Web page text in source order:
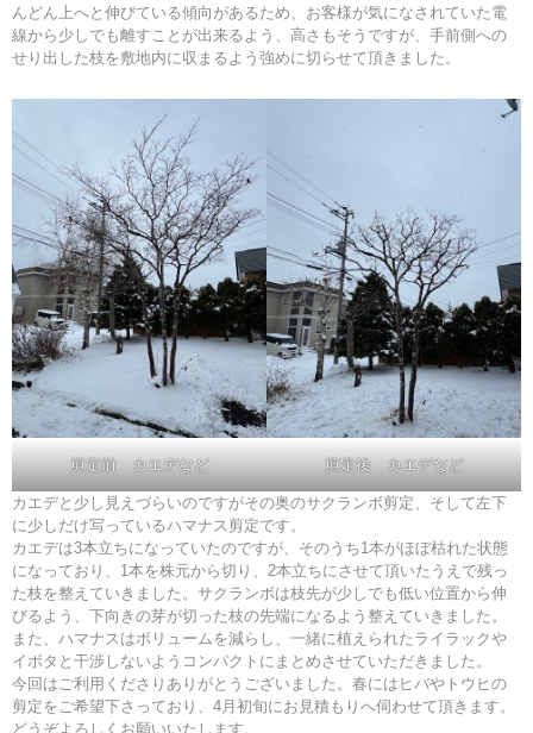
んどん上へと伸びている傾向があるため、お客様が気になされていた電
線から少しでも離すことが出来るよう、高さもそうですが、手前側への
せり出した枝を敷地内に収まるよう強めに切らせて頂きました。
剪定前 カエデなど 剪定後 カエデなど
カエデと少し見えづらいのですがその奥のサクランボ剪定、そして左下
に少しだけ写っているハマナス剪定です。
カエデは3本立ちになっていたのですが、そのうち1本がほぼ枯れた状態
になっており、1本を株元から切り、2本立ちにさせて頂いたうえで残っ
た枝を整えていきました。サクランボは枝先が少しでも低い位置から伸
びるよう、下向きの芽が切った枝の先端になるよう整えていきました。
また、ハマナスはボリュームを減らし、一緒に植えられたライラックや
イボタと干渉しないようコンパクトにまとめさせていただきました。
今回はご利用くださりありがとうございました。春にはヒバやトウヒの
剪定をご希望下さっており、4月初旬にお見積もりへ伺わせて頂きます。
どうぞよろしくお願いいたします。